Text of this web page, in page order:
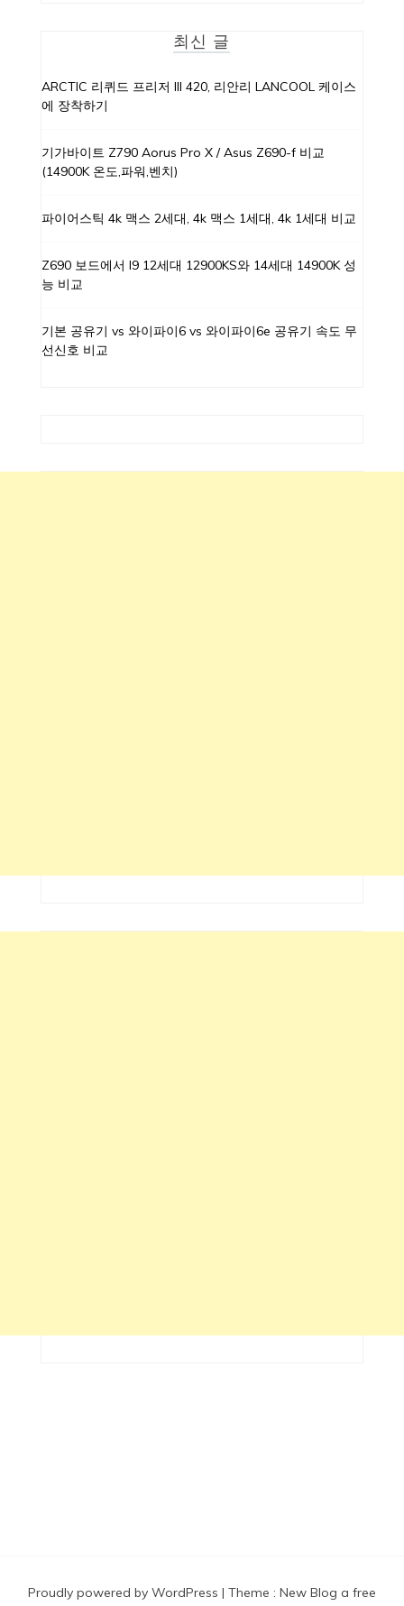
최신 글
ARCTIC 리퀴드 프리저 III 420, 리안리 LANCOOL 케이스
에 장착하기
기가바이트 Z790 Aorus Pro X / Asus Z690-f 비교
(14900K 온도,파워,벤치)
파이어스틱 4k 맥스 2세대, 4k 맥스 1세대, 4k 1세대 비교
Z690 보드에서 I9 12세대 12900KS와 14세대 14900K 성
능 비교
기본 공유기 vs 와이파이6 vs 와이파이6e 공유기 속도 무
선신호 비교
Proudly powered by WordPress | Theme : New Blog a free